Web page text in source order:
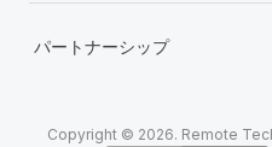
パートナーシップ
Copyright © 2026. Remote